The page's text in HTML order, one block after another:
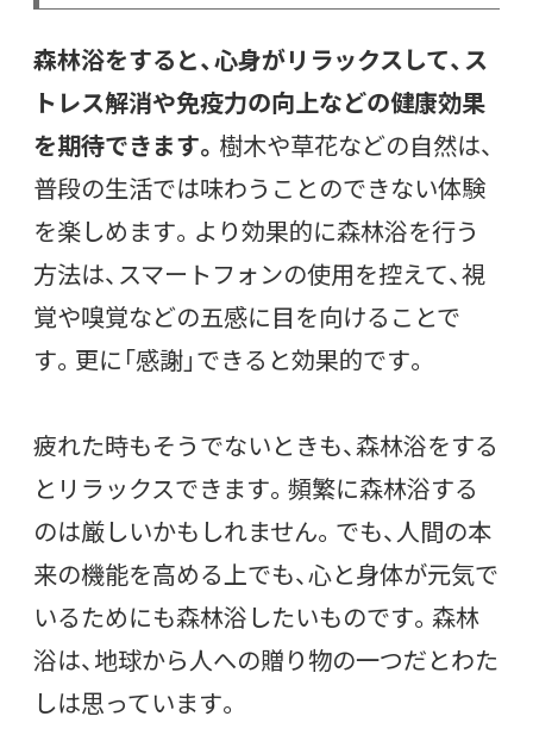
森林浴をすると、心身がリラックスして、ス
トレス解消や免疫力の向上などの健康効果
を期待できます。 樹木や草花などの自然は、
普段の生活では味わうことのできない体験
を楽しめます。より効果的に森林浴を行う
方法は、スマートフォンの使用を控えて、視
覚や嗅覚などの五感に目を向けることで
す。更に「感謝」できると効果的です。
疲れた時もそうでないときも、森林浴をする
とリラックスできます。頻繁に森林浴する
のは厳しいかもしれません。でも、人間の本
来の機能を高める上でも、心と身体が元気で
いるためにも森林浴したいものです。森林
浴は、地球から人への贈り物の一つだとわた
しは思っています。